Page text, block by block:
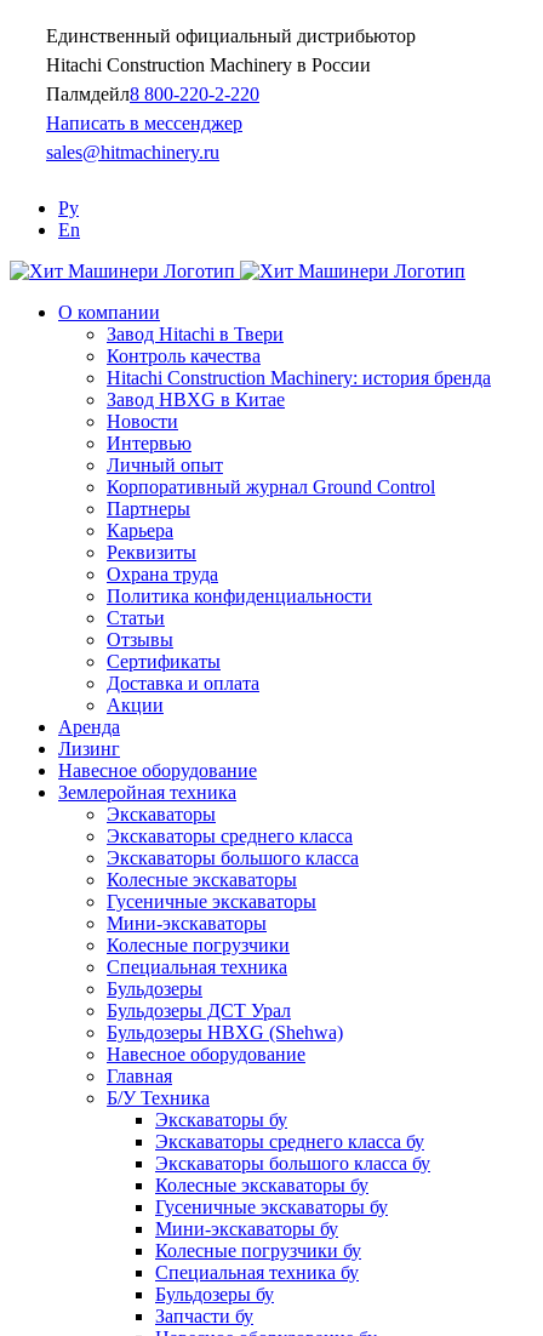
content
Единственный официальный дистрибьютор
Hitachi Construction Machinery в России
Палмдейл8 800-220-2-220
Написать в мессенджер
sales@hitmachinery.ru
Ру
En
О компании
Завод Hitachi в Твери
Контроль качества
Hitachi Construction Machinery: история бренда
Завод HBXG в Китае
Новости
Интервью
Личный опыт
Корпоративный журнал Ground Control
Партнеры
Карьера
Реквизиты
Охрана труда
Политика конфиденциальности
Статьи
Отзывы
Сертификаты
Доставка и оплата
Акции
Аренда
Лизинг
Навесное оборудование
Землеройная техника
Экскаваторы
Экскаваторы среднего класса
Экскаваторы большого класса
Колесные экскаваторы
Гусеничные экскаваторы
Мини-экскаваторы
Колесные погрузчики
Специальная техника
Бульдозеры
Бульдозеры ДСТ Урал
Бульдозеры HBXG (Shehwa)
Навесное оборудование
Главная
Б/У Техника
Экскаваторы бу
Экскаваторы среднего класса бу
Экскаваторы большого класса бу
Колесные экскаваторы бу
Гусеничные экскаваторы бу
Мини-экскаваторы бу
Колесные погрузчики бу
Специальная техника бу
Бульдозеры бу
Запчасти бу